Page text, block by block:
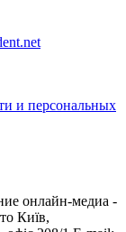
и персональных
онлайн-медиа -
Київ,